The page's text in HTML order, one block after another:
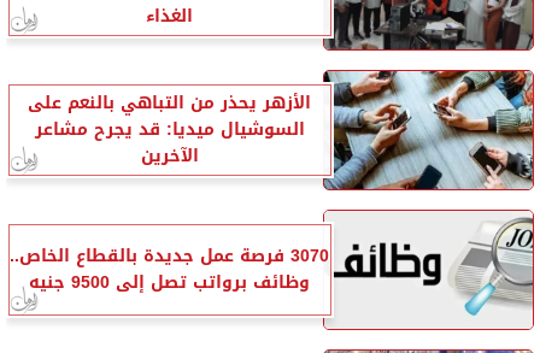
الغذاء
الأزهر يحذر من التباهي بالنعم على
السوشيال ميديا: قد يجرح مشاعر
الآخرين
3070 فرصة عمل جديدة بالقطاع الخاص..
وظائف برواتب تصل إلى 9500 جنيه